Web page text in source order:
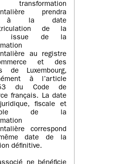
prendra
à la date
de la
issue de la
au registre
et des
de Luxembourg,
à l’article
du Code de
français. La date
fiscale et
de la
correspond
date de la
définitive.